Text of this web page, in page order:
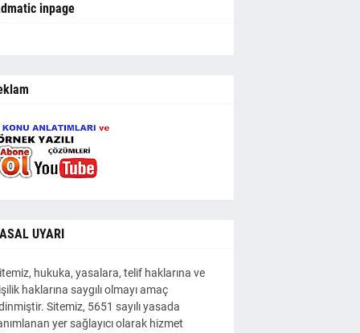
inpage
UYARI
hukuka, yasalara, telif haklarına ve
haklarına saygılı olmayı amaç
Sitemiz, 5651 sayılı yasada
yer sağlayıcı olarak hizmet